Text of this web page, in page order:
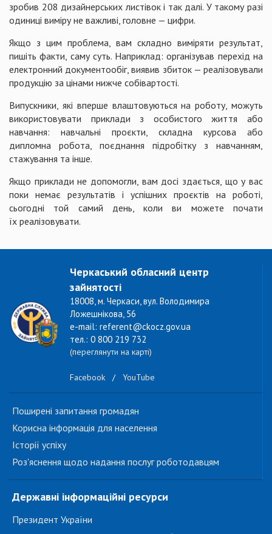
зробив 208 дизайнерських листівок і так далі. У такому разі
одиниці виміру не важливі, головне — цифри.
Якщо з цим проблема, вам складно виміряти результат,
пишіть факти, саму суть. Наприклад: організував перехід на
електронний документообіг, виявив збиток — реалізовували
продукцію за цінами нижче собівартості.
Випускники, які вперше влаштовуються на роботу, можуть
використовувати приклади з особистого життя або
навчання: навчальні проєкти, складна курсова або
дипломна робота, поєднання підробітку з навчанням,
стажування та інше.
Якщо приклади не допомогли, вам досі здається, що у вас
поки немає результатів і успішних проєктів на роботі,
сьогодні той самий день, коли ви можете почати
їх реалізовувати.
Черкаський обласний центр
зайнятості
18008, м. Черкаси, вул. Володимира
Ложешнікова, 56
e-mail: referent@ckocz.gov.ua
тел.: 0 800 219 732
(переглянути на карті)
Facebook / YouTube
Поширені запитання громадян
Корисна інформація для населення
Історії успіху
Роз'яснення щодо надання послуг роботодавцям
Державні інформаційні ресурси
Президент України